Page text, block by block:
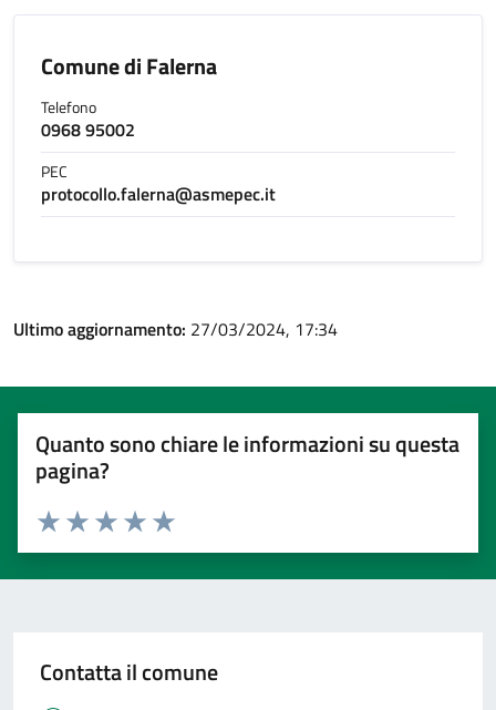
Comune di Falerna
Telefono
0968 95002
PEC
protocollo.falerna@asmepec.it
Ultimo aggiornamento: 27/03/2024, 17:34
Quanto sono chiare le informazioni su questa
pagina?
Valuta 5 stelle su 5
Valuta 4 stelle su 5
Valuta 3 stelle su 5
Valuta 2 stelle su 5
Valuta 1 stelle su 5
Contatta il comune